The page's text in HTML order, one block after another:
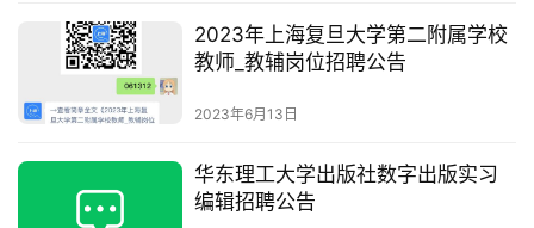
2023年上海复旦大学第二附属学校
教师_教辅岗位招聘公告
2023年6月13日
华东理工大学出版社数字出版实习
编辑招聘公告